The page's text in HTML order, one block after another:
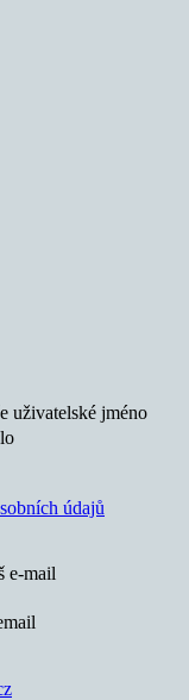
uživatelské jméno
údajů
e-mail